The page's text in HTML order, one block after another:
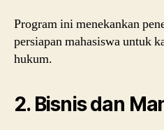
Program ini menekankan
persiapan mahasiswa untuk
hukum.
2. Bisnis dan